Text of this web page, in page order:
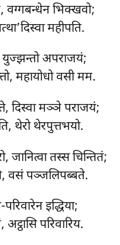
भिक्खवो;
महीपति.
युज्झन्तो अपराजयं;
महायोधो वसी मम.
दिस्वा मञ्ञे पराजयं;
थेरो थेरपुत्तभयो.
जानित्वा तस्स चिन्तितं;
वसं पञ्जलिपब्बते.
इद्धिया;
परिवारिय.